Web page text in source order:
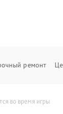
ремонт
во время игры